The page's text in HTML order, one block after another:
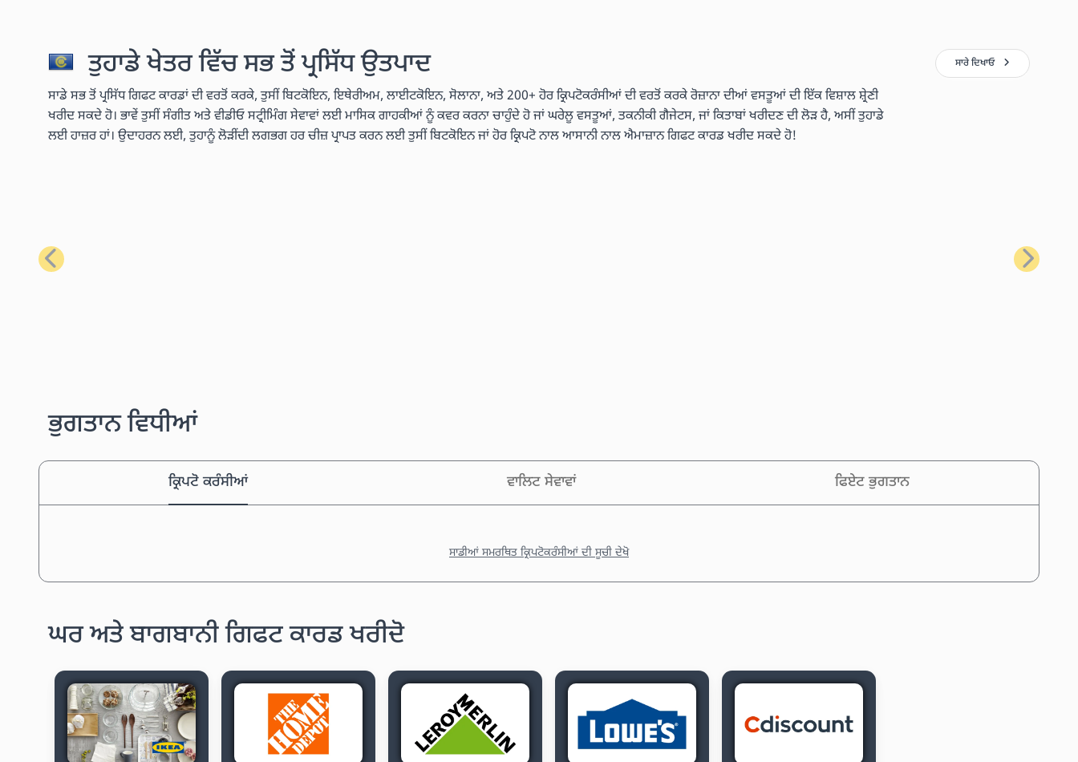
ਤੁਹਾਡੇ ਖੇਤਰ ਵਿੱਚ ਸਭ ਤੋਂ ਪ੍ਰਸਿੱਧ ਉਤਪਾਦ
ਸਾਡੇ ਸਭ ਤੋਂ ਪ੍ਰਸਿੱਧ ਗਿਫਟ ਕਾਰਡਾਂ ਦੀ ਵਰਤੋਂ ਕਰਕੇ, ਤੁਸੀਂ ਬਿਟਕੋਇਨ, ਇਥੇਰੀਅਮ, ਲਾਈਟਕੋਇਨ, ਸੋਲਾਨਾ, ਅਤੇ 200+ ਹੋਰ ਕ੍ਰਿਪਟੋਕਰੰਸੀਆਂ ਦੀ ਵਰਤੋਂ ਕਰਕੇ ਰੋਜ਼ਾਨਾ ਦੀਆਂ ਵਸਤੂਆਂ ਦੀ ਇੱਕ ਵਿਸ਼ਾਲ ਸ਼੍ਰੇਣੀ
ਖਰੀਦ ਸਕਦੇ ਹੋ। ਭਾਵੇਂ ਤੁਸੀਂ ਸੰਗੀਤ ਅਤੇ ਵੀਡੀਓ ਸਟ੍ਰੀਮਿੰਗ ਸੇਵਾਵਾਂ ਲਈ ਮਾਸਿਕ ਗਾਹਕੀਆਂ ਨੂੰ ਕਵਰ ਕਰਨਾ ਚਾਹੁੰਦੇ ਹੋ ਜਾਂ ਘਰੇਲੂ ਵਸਤੂਆਂ, ਤਕਨੀਕੀ ਗੈਜੇਟਸ, ਜਾਂ ਕਿਤਾਬਾਂ ਖਰੀਦਣ ਦੀ ਲੋੜ ਹੈ, ਅਸੀਂ ਤੁਹਾਡੇ
ਲਈ ਹਾਜ਼ਰ ਹਾਂ। ਉਦਾਹਰਨ ਲਈ, ਤੁਹਾਨੂੰ ਲੋੜੀਂਦੀ ਲਗਭਗ ਹਰ ਚੀਜ਼ ਪ੍ਰਾਪਤ ਕਰਨ ਲਈ ਤੁਸੀਂ ਬਿਟਕੋਇਨ ਜਾਂ ਹੋਰ ਕ੍ਰਿਪਟੋ ਨਾਲ ਆਸਾਨੀ ਨਾਲ ਐਮਾਜ਼ਾਨ ਗਿਫਟ ਕਾਰਡ ਖਰੀਦ ਸਕਦੇ ਹੋ!
ਸਾਰੇ ਦਿਖਾਓ
ਪਿਛਲਾ ਅਗਲਾ
ਭੁਗਤਾਨ ਵਿਧੀਆਂ
ਕ੍ਰਿਪਟੋ ਕਰੰਸੀਆਂ ਵਾਲਿਟ ਸੇਵਾਵਾਂ ਫਿਏਟ ਭੁਗਤਾਨ
ਸਾਡੀਆਂ ਸਮਰਥਿਤ ਕ੍ਰਿਪਟੋਕਰੰਸੀਆਂ ਦੀ ਸੂਚੀ ਦੇਖੋ
ਘਰ ਅਤੇ ਬਾਗਬਾਨੀ ਗਿਫਟ ਕਾਰਡ ਖਰੀਦੋ